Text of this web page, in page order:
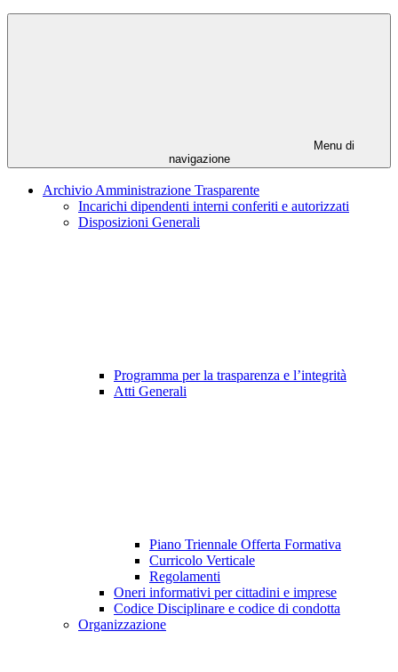
Menu di
navigazione
Archivio Amministrazione Trasparente
Incarichi dipendenti interni conferiti e autorizzati
Disposizioni Generali
Programma per la trasparenza e l’integrità
Atti Generali
Piano Triennale Offerta Formativa
Curricolo Verticale
Regolamenti
Oneri informativi per cittadini e imprese
Codice Disciplinare e codice di condotta
Organizzazione